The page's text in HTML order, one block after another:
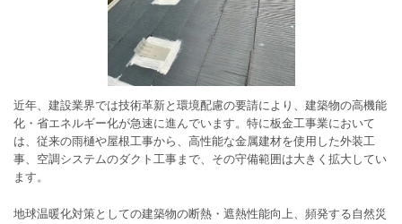
近年、建設業界では技術革新と環境配慮の要請により、建築物の高機能
化・省エネルギー化が急速に進んでいます。特に板金工事業において
は、従来の雨樋や屋根工事から、高性能な金属建材を使用した外装工
事、空調システムのダクト工事まで、その守備範囲は大きく拡大してい
ます。
地球温暖化対策としての建築物の断熱・遮熱性能向上、頻発する自然災